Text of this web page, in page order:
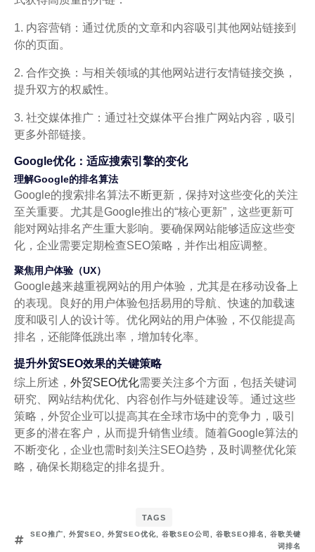
1. 内容营销：通过优质的文章和内容吸引其他网站链接到
你的页面。
2. 合作交换：与相关领域的其他网站进行友情链接交换，
提升双方的权威性。
3. 社交媒体推广：通过社交媒体平台推广网站内容，吸引
更多外部链接。
Google优化：适应搜索引擎的变化
理解Google的排名算法
Google的搜索排名算法不断更新，保持对这些变化的关注
至关重要。尤其是Google推出的“核心更新”，这些更新可
能对网站排名产生重大影响。要确保网站能够适应这些变
化，企业需要定期检查SEO策略，并作出相应调整。
聚焦用户体验（UX）
Google越来越重视网站的用户体验，尤其是在移动设备上
的表现。良好的用户体验包括易用的导航、快速的加载速
度和吸引人的设计等。优化网站的用户体验，不仅能提高
排名，还能降低跳出率，增加转化率。
提升外贸SEO效果的关键策略
综上所述， 外贸SEO优化需要关注多个方面，包括关键词
研究、网站结构优化、内容创作与外链建设等。通过这些
策略，外贸企业可以提高其在全球市场中的竞争力，吸引
更多的潜在客户，从而提升销售业绩。随着Google算法的
不断变化，企业也需时刻关注SEO趋势，及时调整优化策
略，确保长期稳定的排名提升。
TAGS
SEO推广 外贸SEO 外贸SEO优化 谷歌SEO公司 谷歌SEO排名
谷歌关键
词排名